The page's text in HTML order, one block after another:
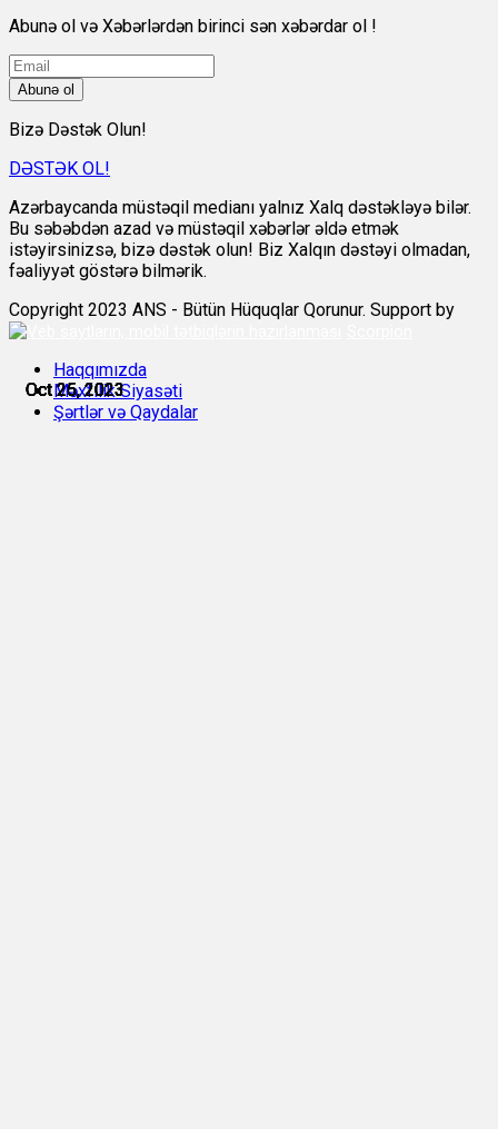
Oct 25, 2023
Oct 25, 2023
Oct 25, 2023
Oct 25, 2023
Oct 25, 2023
Oct 26, 2023
Abunə ol və Xəbərlərdən birinci sən xəbərdar ol !
Abunə ol
Bizə Dəstək Olun!
DƏSTƏK OL!
Azərbaycanda müstəqil medianı yalnız Xalq dəstəkləyə bilər.
Bu səbəbdən azad və müstəqil xəbərlər əldə etmək
istəyirsinizsə, bizə dəstək olun! Biz Xalqın dəstəyi olmadan,
fəaliyyət göstərə bilmərik.
Copyright 2023 ANS - Bütün Hüquqlar Qorunur. Support by
Haqqımızda
Məxfilik Siyasəti
Şərtlər və Qaydalar